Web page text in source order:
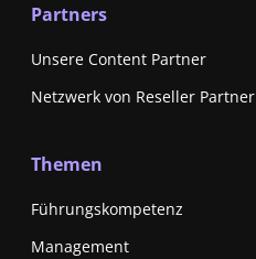
Partners
Unsere Content Partner
Netzwerk von Reseller Partner
Themen
Führungskompetenz
Management